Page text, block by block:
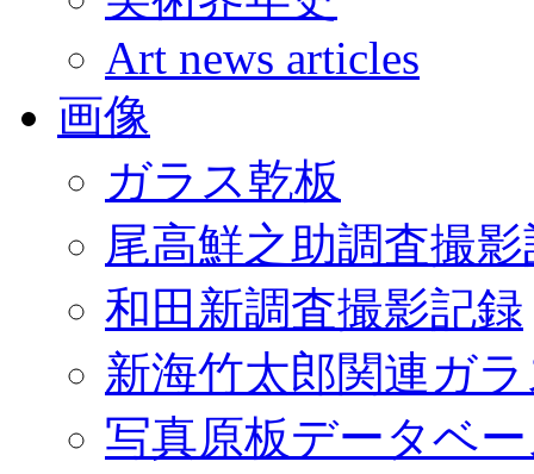
Art news articles
画像
ガラス乾板
尾高鮮之助調査撮
和田新調査撮影記録
新海竹太郎関連ガ
写真原板データベ